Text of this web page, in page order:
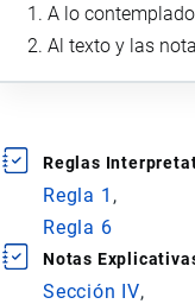
A lo
Al texto y las
Reglas
Regla 1
Regla 6
Notas
Sección IV